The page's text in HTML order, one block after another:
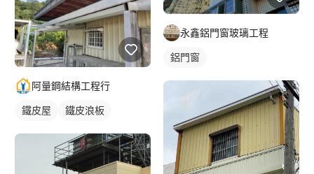
阿量鋼結構工程行
鐵皮屋 鐵皮浪板
永鑫鋁門窗玻璃工程
鋁門窗